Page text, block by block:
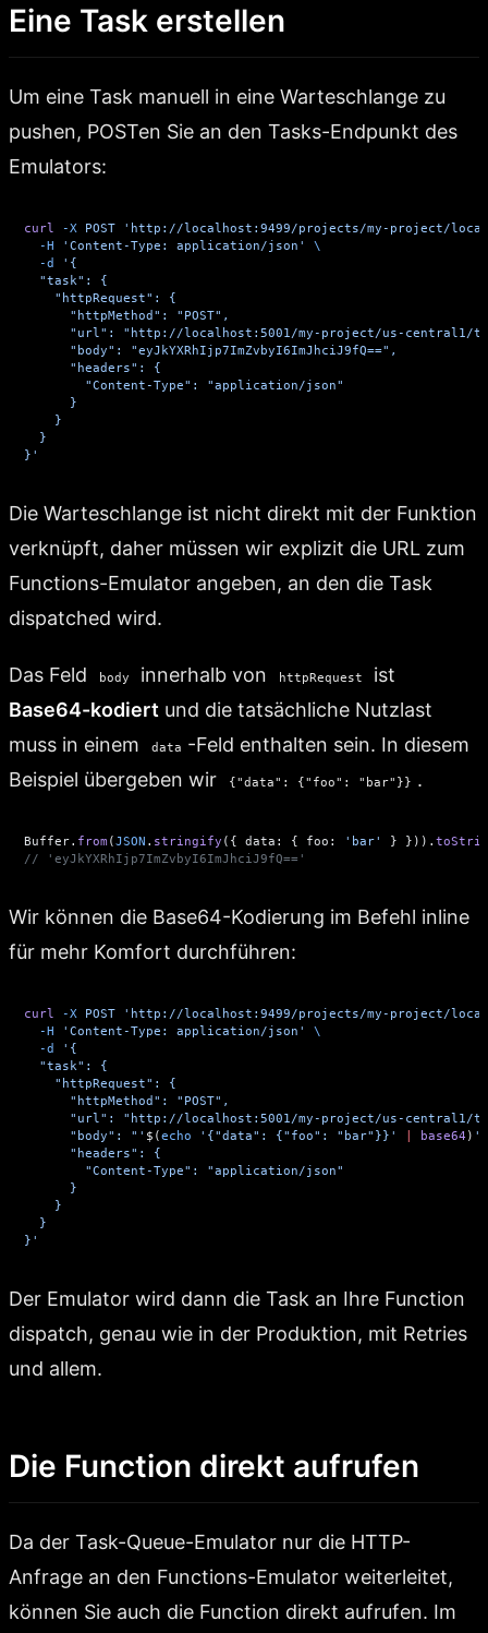
Eine Task erstellen
Um eine Task manuell in eine Warteschlange zu
pushen, POSTen Sie an den Tasks-Endpunkt des
Emulators:
curl -X POST 'http://localhost:9499/projects/my-project/
  -H
'Content-Type: application/json'
\
  -d
'{
  "task": {
    "httpRequest": {
      "httpMethod": "POST",
"url": "http://localhost:5001/my-project/us-central1/
      "body": "eyJkYXRhIjp7ImZvbyI6ImJhciJ9fQ==",
      "headers": {
        "Content-Type": "application/json"
      }
    }
  }
}'
Die Warteschlange ist nicht direkt mit der Funktion
verknüpft, daher müssen wir explizit die URL zum
Functions-Emulator angeben, an den die Task
dispatched wird.
Das Feld body innerhalb von httpRequest
ist
Base64-kodiert und die tatsächliche Nutzlast
muss in einem
data -Feld enthalten sein. In diesem
Beispiel übergeben wir
{"data": {"foo": "bar"}} .
Buffer. from (JSON . stringify ({ data: { foo: 'bar' } })).
// 'eyJkYXRhIjp7ImZvbyI6ImJhciJ9fQ=='
Wir können die Base64-Kodierung im Befehl inline
für mehr Komfort durchführen:
curl -X POST 'http://localhost:9499/projects/my-project/
  -H
'Content-Type: application/json'
\
  -d
'{
  "task": {
    "httpRequest": {
      "httpMethod": "POST",
"url": "http://localhost:5001/my-project/us-central1/
      "body": "'
$(echo '{"data": {"foo": "bar"}}' base64 )
      "headers": {
        "Content-Type": "application/json"
      }
    }
  }
}'
Der Emulator wird dann die Task an Ihre Function
dispatch, genau wie in der Produktion, mit Retries
und allem.
Die Function direkt aufrufen
Da der Task-Queue-Emulator nur die HTTP-
Anfrage an den Functions-Emulator weiterleitet,
können Sie auch die Function direkt aufrufen. Im